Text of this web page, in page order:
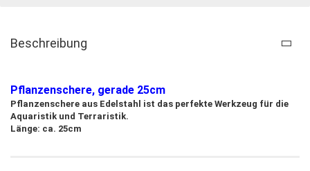
Beschreibung
Pflanzenschere, gerade 25cm
Pflanzenschere aus Edelstahl ist das perfekte Werkzeug für die
Aquaristik und Terraristik.
Länge: ca. 25cm